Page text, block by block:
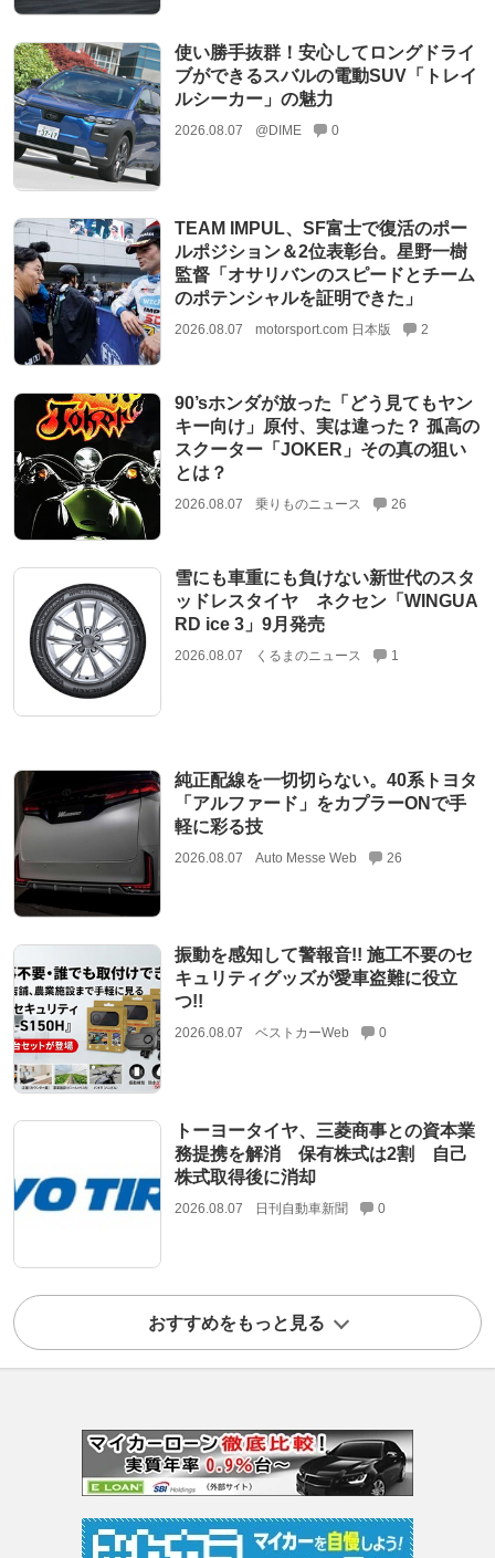
使い勝手抜群！安心してロングドライ
ブができるスバルの電動SUV「トレイ
ルシーカー」の魅力
2026.08.07 @DIME 0
TEAM IMPUL、SF富士で復活のポー
ルポジション＆2位表彰台。星野一樹
監督「オサリバンのスピードとチーム
のポテンシャルを証明できた」
2026.08.07 motorsport.com 日本版 2
90’sホンダが放った「どう見てもヤン
キー向け」原付、実は違った？ 孤高の
スクーター「JOKER」その真の狙い
とは？
2026.08.07 乗りものニュース 26
雪にも車重にも負けない新世代のスタ
ッドレスタイヤ ネクセン「WINGUA
RD ice 3」9月発売
2026.08.07 くるまのニュース 1
純正配線を一切切らない。40系トヨタ
「アルファード」をカプラーONで手
軽に彩る技
2026.08.07 Auto Messe Web 26
振動を感知して警報音!! 施工不要のセ
キュリティグッズが愛車盗難に役立
つ!!
2026.08.07 ベストカーWeb 0
トーヨータイヤ、三菱商事との資本業
務提携を解消 保有株式は2割 自己
株式取得後に消却
2026.08.07 日刊自動車新聞 0
おすすめをもっと見る